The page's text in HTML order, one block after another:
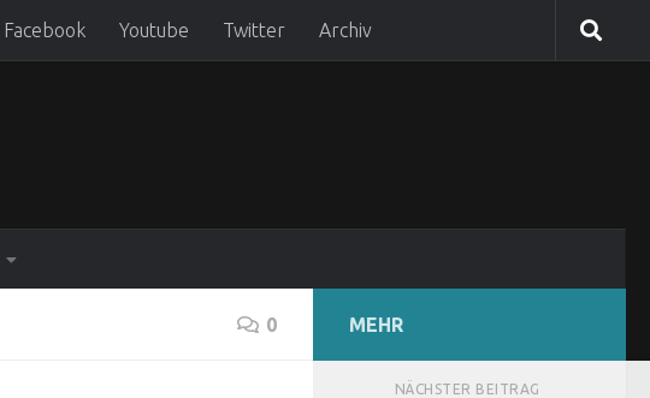
Facebook Youtube Twitter Archiv
0 MEHR
NÄCHSTER BEITRAG